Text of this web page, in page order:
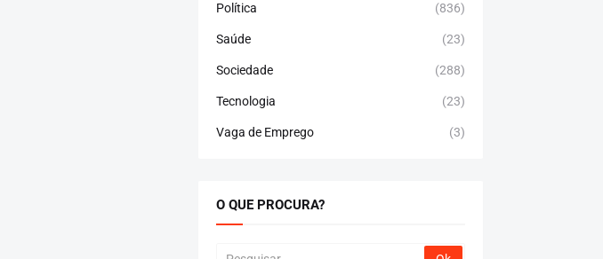
Política (836)
Saúde (23)
Sociedade (288)
Tecnologia (23)
Vaga de Emprego (3)
O QUE PROCURA?